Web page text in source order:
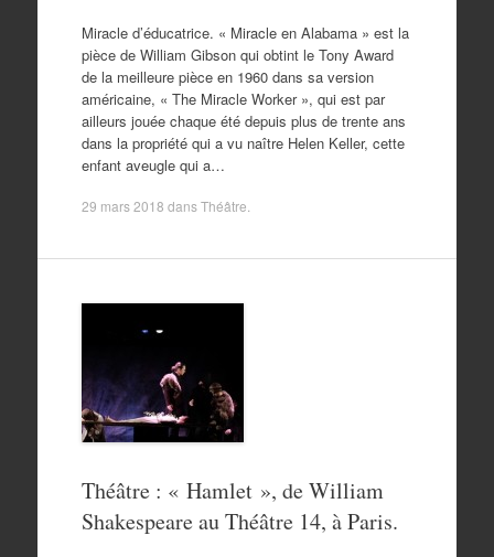
Miracle d’éducatrice. « Miracle en Alabama » est la
pièce de William Gibson qui obtint le Tony Award
de la meilleure pièce en 1960 dans sa version
américaine, « The Miracle Worker », qui est par
ailleurs jouée chaque été depuis plus de trente ans
dans la propriété qui a vu naître Helen Keller, cette
enfant aveugle qui a…
29 mars 2018 dansThéâtre
Théâtre : « Hamlet », de William
Shakespeare au Théâtre 14, à Paris.